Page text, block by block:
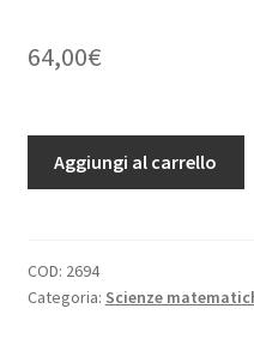
64,00€
Nuova
Gli
Elettroni.
Aggiungi al carrello
COD: 2694
Categoria: Scienze